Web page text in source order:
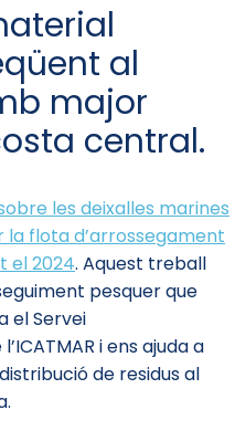
al
major
central.
les deixalles marines
flota d’arrossegament
el 2024. Aquest treball
pesquer que
el Servei
i ens ajuda a
de residus al